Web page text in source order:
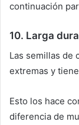
continuación
10. Larga
Las semillas de
extremas y
Esto los hace
diferencia de